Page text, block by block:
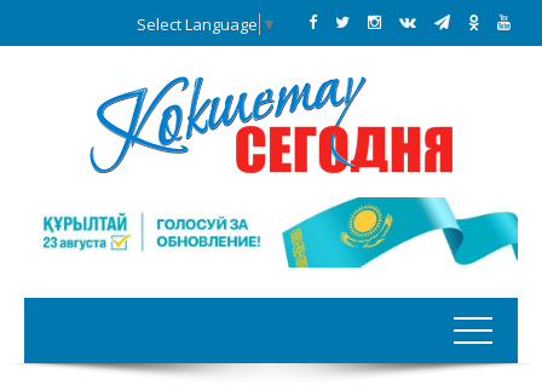
Select Language ▼